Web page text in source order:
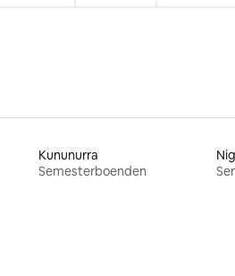
Kununurra
Semesterboenden